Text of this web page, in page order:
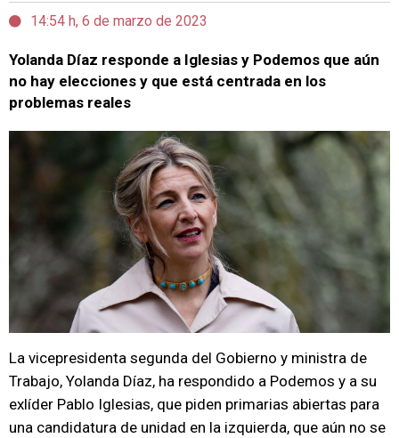
14:54 h, 6 de marzo de 2023
Yolanda Díaz responde a Iglesias y Podemos que aún
no hay elecciones y que está centrada en los
problemas reales
La vicepresidenta segunda del Gobierno y ministra de
Trabajo, Yolanda Díaz, ha respondido a Podemos y a su
exlíder Pablo Iglesias, que piden primarias abiertas para
una candidatura de unidad en la izquierda, que aún no se